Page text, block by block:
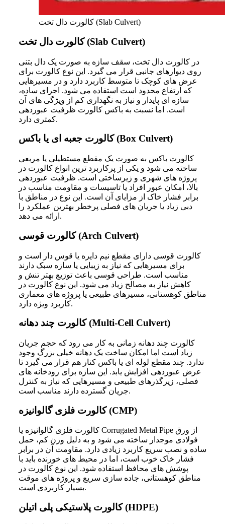
کالورت دال تخت (Slab Culvert)
کالورت دال تخت (Slab Culvert)
در کالورت دال تخت، سقف سازه به صورت یک دال بتنی
روی دیوارهای جانبی قرار می گیرد. این نوع کالورت برای
عرض های کوچک تا متوسط کاربرد دارد و در مسیرهایی
که ارتفاع محدود است استفاده می شود. اجرای ساده،
سازه ای پایدار و نیاز به نگهداری کم از ویژگی های آن
است. اما نسبت به باکس کالورت ظرفیت عبوردهی
کمتری دارد.
کالورت جعبه ای یا باکس (Box Culvert)
کالورت باکس به صورت یک مقطع مستطیلی یا مربعی
ساخته می شود و یکی از پرکاربرد ترین انواع کالورت در
پروژه های شهری و زیرساختی است. ظرفیت عبوردهی
بالا، امکان عبور افراد یا تاسیسات و مقاومت مناسب در
برابر فشار خاک از مزایای آن است. این نوع در مناطق با
دبی زیاد یا جریان های فصلی پرخطر بهترین عملکرد را
ارائه می دهد.
کالورت قوسی (Arch Culvert)
کالورت قوسی دارای مقطع نیم دایره یا قوس دار است و
برای مسیرهایی که نیاز به زیبایی یا سازه سبک دارند
مناسب است. طراحی قوسی باعث توزیع بهتر تنش و
کاهش نیاز به مصالح زیاد می شود. این نوع کالورت در
مناطق کوهستانی، مسیرهای طبیعی یا پروژه های معماری
کاربرد ویژه دارد.
کالورت چند دهانه (Multi-Cell Culvert)
کالورت چند دهانه زمانی به کار می رود که حجم جریان
زیاد است اما امکان ساخت یک دهانه خیلی بزرگ وجود
ندارد. چند مقطع لوله ای یا باکس کنار هم قرار می گیرد تا
عرض عبوردهی افزایش یابد. این سازه برای رودخانه های
فصلی، زیرگذرهای طبیعی و مسیرهایی که نیاز به کنترل
جریان گسترده دارند مناسب است.
کالورت فلزی گالوانیزه (CMP)
کالورت فلزی گالوانیزه یا Corrugated Metal Pipe از ورق
فولادی موجدار ساخته می شود و به دلیل وزن کم، حمل
ساده و نصب سریع کاربرد زیادی دارد. مقاومت آن در برابر
فشار خاک خوب است، اما در محیط های خورنده باید با
پوشش های محافظ استفاده شود. این نوع کالورت در
مناطق کوهستانی، جاده سازی سریع و پروژه های موقت
بسیار کاربردی است.
کالورت پلاستیکی پلی اتیلن (HDPE)